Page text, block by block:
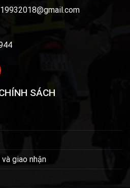
SÁCH
giao nhận